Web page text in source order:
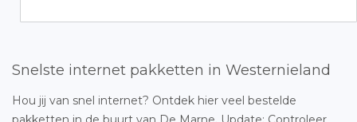
Snelste internet pakketten in Westernieland
Hou jij van snel internet? Ontdek hier veel bestelde